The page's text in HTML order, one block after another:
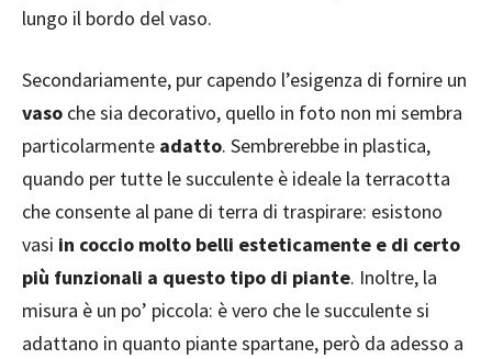
lungo il bordo del vaso.
Secondariamente, pur capendo l’esigenza di fornire un
vaso che sia decorativo, quello in foto non mi sembra
particolarmente adatto. Sembrerebbe in plastica,
quando per tutte le succulente è ideale la terracotta
che consente al pane di terra di traspirare: esistono
vasi in coccio molto belli esteticamente e di certo
più funzionali a questo tipo di piante. Inoltre, la
misura è un po’ piccola: è vero che le succulente si
adattano in quanto piante spartane, però da adesso a